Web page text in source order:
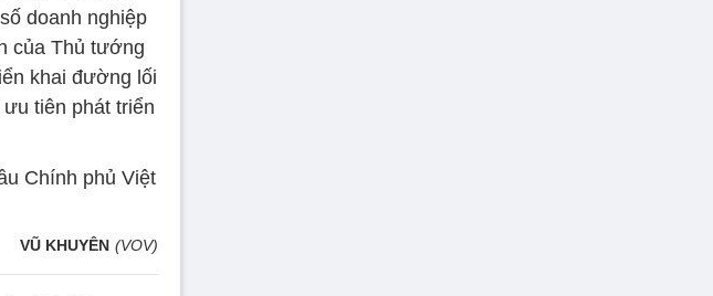
doanh nghiệp
của Thủ tướng
khai đường lối
tiên phát triển
Chính phủ Việt
VŨ KHUYÊN (VOV)